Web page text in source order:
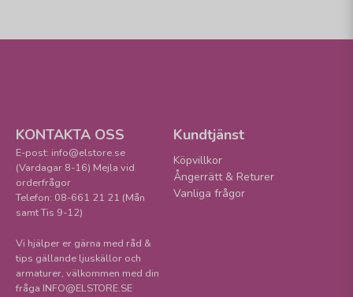
KONTAKTA OSS
E-post: info@elstore.se
(Vardagar 8-16) Mejla vid
orderfrågor
Telefon: 08-661 21 21 (Mån
samt Tis 9-12)
Vi hjälper er gärna med råd &
tips gällande ljuskällor och
armaturer, välkommen med din
fråga INFO@ELSTORE.SE
Kundtjänst
Köpvillkor
Ångerrätt & Returer
Vanliga frågor